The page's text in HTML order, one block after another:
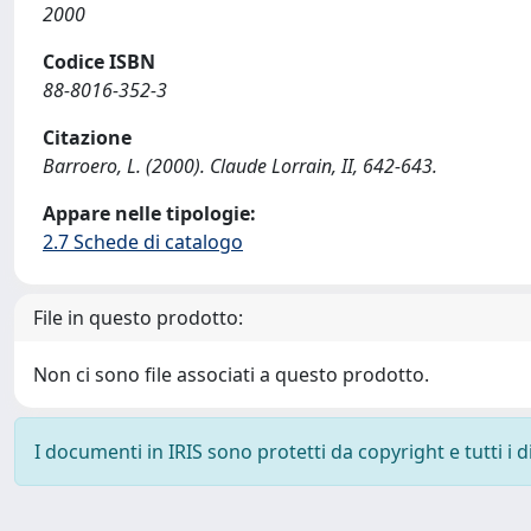
2000
Codice ISBN
88-8016-352-3
Citazione
Barroero, L. (2000). Claude Lorrain, II, 642-643.
Appare nelle tipologie:
2.7 Schede di catalogo
File in questo prodotto:
Non ci sono file associati a questo prodotto.
I documenti in IRIS sono protetti da copyright e tutti i